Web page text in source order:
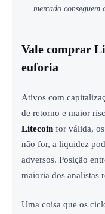
mercado conseguem
Vale comprar
euforia
Ativos com
de retorno e maior
Litecoin for válida, os
não for, a liquidez
adversos. Posição
maioria dos analistas
Uma coisa que os